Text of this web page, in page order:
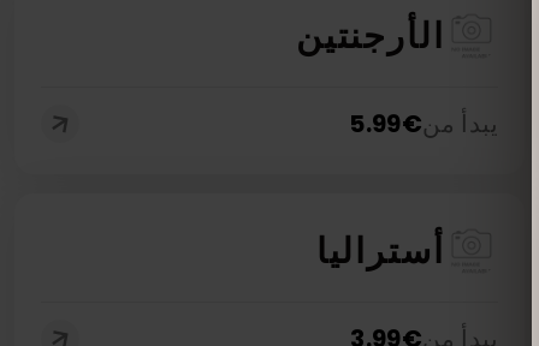
الأرجنتين
يبدأ من€
5.99
أستراليا
يبدأ من€
3.99